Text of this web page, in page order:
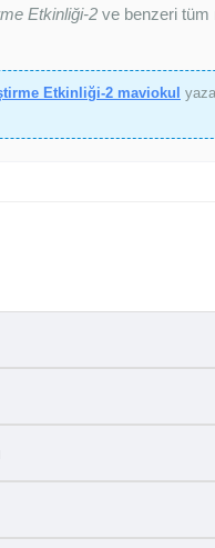
Etkinliği-2 ve benzeri tüm
Etkinliği-2 maviokul